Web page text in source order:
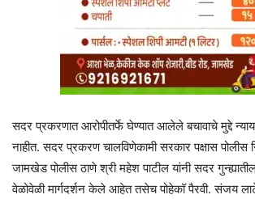
सदर प्रकरणात आरोपीतर्फे घेण्यात आलेले बचावाचे मुद्दे
नाहीत. सदर प्रकरण चालविणेकामी सरकार पक्षास पोलीस
जामखेड पोलीस ठाणे श्री महेश पाटील यांनी सदर गुन्ह्यातील
वेळोवेळी मार्गदर्शन केले आहेत तसेच पोहेकॉ पैरवी. संजय